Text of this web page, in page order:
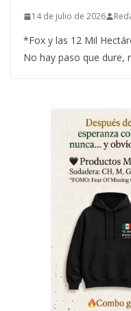
14 de julio de 2026
*Fox y las 12 Mil
No hay paso que dure,